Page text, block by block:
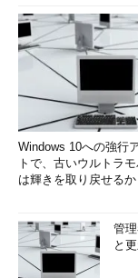
Windows 10への強行
トで、古いウルトラ
は輝きを取り戻せる
管
と